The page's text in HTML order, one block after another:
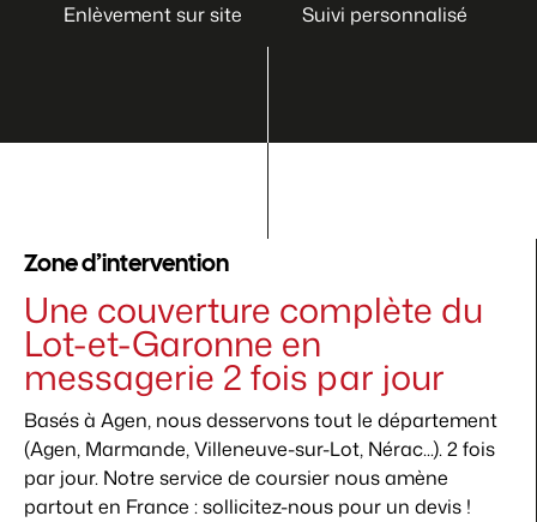
Enlèvement sur site Suivi personnalisé
Zone d’intervention
Une couverture complète du
Lot-et-Garonne en
messagerie 2 fois par jour
Basés à Agen, nous desservons tout le département
(Agen, Marmande, Villeneuve-sur-Lot, Nérac...). 2 fois
par jour. Notre service de coursier nous amène
partout en France : sollicitez-nous pour un devis !